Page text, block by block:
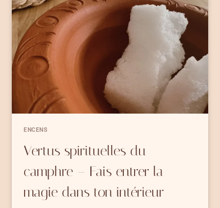
LA
SPIRITUALITÉ
À
TON
INTÉRIEUR
ENCENS
Vertus spirituelles du
camphre – Fais entrer la
magie dans ton intérieur